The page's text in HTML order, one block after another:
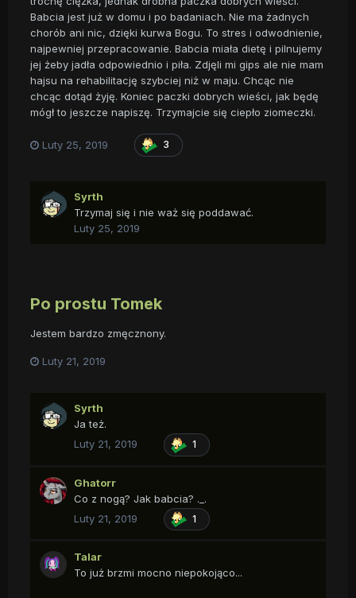
Babcia jest już w domu i po badaniach. Nie ma żadnych
chorób ani nic, dzięki kurwa Bogu. To stres i odwodnienie,
najpewniej przepracowanie. Babcia miała dietę i pilnujemy
jej żeby jadła odpowiednio i piła. Zdjęli mi gips ale nie mam
hajsu na rehabilitację szybciej niż w maju. Chcąc nie
chcąc dotąd żyję. Koniec paczki dobrych wieści, jak będę
mógł to jeszcze napiszę. Trzymajcie się ciepło ziomeczki.
Luty 25, 2019 3
Syrth
Trzymaj się i nie waż się poddawać.
Luty 25, 2019
Po prostu Tomek
Jestem bardzo zmęcznony.
Luty 21, 2019
Syrth
Ja też.
Luty 21, 2019
1
Ghatorr
Co z nogą? Jak babcia? ._.
Luty 21, 2019
1
Talar
To już brzmi mocno niepokojąco...